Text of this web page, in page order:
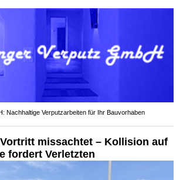
Nachhaltige Verputzarbeiten für Ihr Bauvorhaben
missachtet – Kollision auf
fordert Verletzten